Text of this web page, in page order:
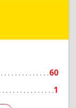
60
1
Подробнее